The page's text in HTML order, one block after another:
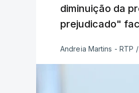
diminuição da
prejudicado"
Andreia Martins - RTP /